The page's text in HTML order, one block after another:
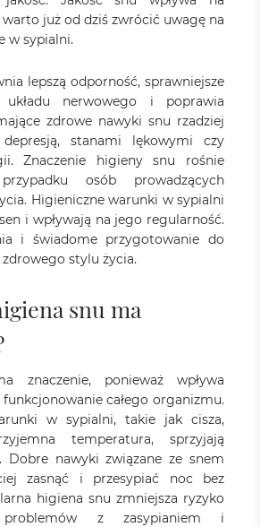
już od dziś zwrócić uwagę na
w sypialni.
lepszą odporność, sprawniejsze
układu nerwowego i poprawia
zdrowe nawyki snu rzadziej
stanami lękowymi czy
Znaczenie higieny snu rośnie
osób prowadzących
Higieniczne warunki w sypialni
i wpływają na jego regularność.
i świadome przygotowanie do
stylu życia.
snu ma
znaczenie, ponieważ wpływa
całego organizmu.
w sypialni, takie jak cisza,
temperatura, sprzyjają
Dobre nawyki związane ze snem
zasnąć i przesypiać noc bez
higiena snu zmniejsza ryzyko
problemów z zasypianiem i